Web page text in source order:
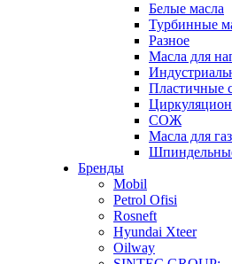
Белые масла
Турбинные
Разное
Масла для
Пластичные
СОЖ
Масла для
Бренды
Mobil
Petrol Ofisi
Rosneft
Hyundai Xteer
Oilway